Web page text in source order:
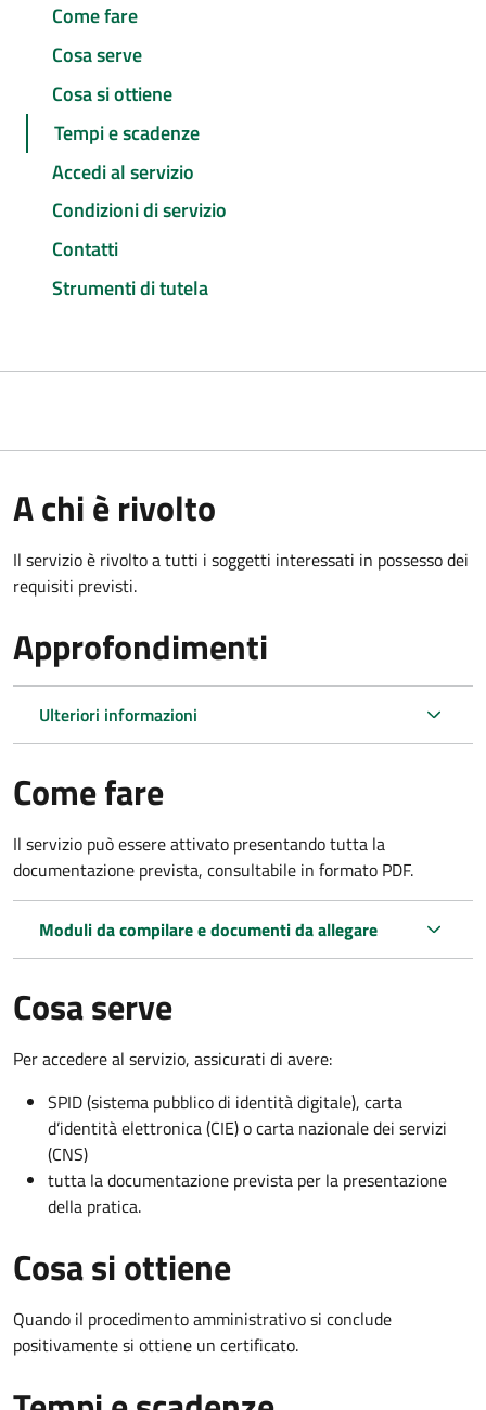
Come fare
Cosa serve
Cosa si ottiene
Tempi e scadenze
Accedi al servizio
Condizioni di servizio
Contatti
Strumenti di tutela
A chi è rivolto
Il servizio è rivolto a tutti i soggetti interessati in possesso dei
requisiti previsti.
Approfondimenti
Ulteriori informazioni
Come fare
Il servizio può essere attivato presentando tutta la
documentazione prevista, consultabile in formato PDF.
Moduli da compilare e documenti da allegare
Cosa serve
Per accedere al servizio, assicurati di avere:
SPID (sistema pubblico di identità digitale), carta
d’identità elettronica (CIE) o carta nazionale dei servizi
(CNS)
tutta la documentazione prevista per la presentazione
della pratica.
Cosa si ottiene
Quando il procedimento amministrativo si conclude
positivamente si ottiene un certificato.